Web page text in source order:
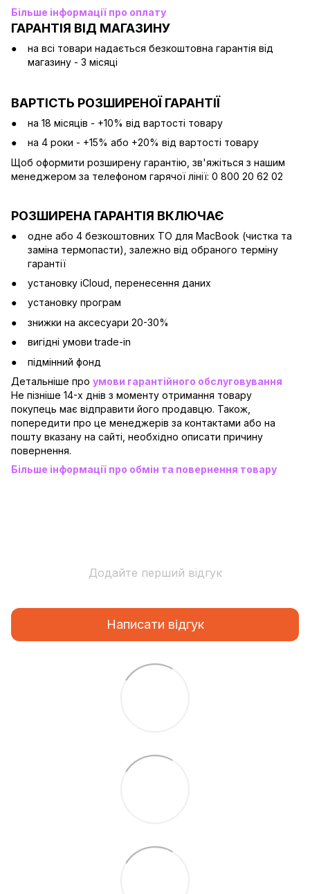
Більше інформації про оплату
ГАРАНТІЯ ВІД МАГАЗИНУ
на всі товари надається безкоштовна гарантія від
магазину - 3 місяці
ВАРТІСТЬ РОЗШИРЕНОЇ ГАРАНТІЇ
на 18 місяців - +10% від вартості товару
на 4 роки - +15% або +20% від вартості товару
Щоб оформити розширену гарантію, зв'яжіться з нашим
менеджером за телефоном гарячої лінії: 0 800 20 62 02
РОЗШИРЕНА ГАРАНТІЯ ВКЛЮЧАЄ
одне або 4 безкоштовних ТО для MacBook (чистка та
заміна термопасти), залежно від обраного терміну
гарантії
установку iCloud, перенесення даних
установку програм
знижки на аксесуари 20-30%
вигідні умови trade-in
підмінний фонд
Детальніше про умови гарантійного обслуговування
Не пізніше 14-х днів з моменту отримання товару
покупець має відправити його продавцю. Також,
попередити про це менеджерів за контактами або на
пошту вказану на сайті, необхідно описати причину
повернення.
Більше інформації про обмін та повернення товару
Додайте перший відгук
Написати відгук